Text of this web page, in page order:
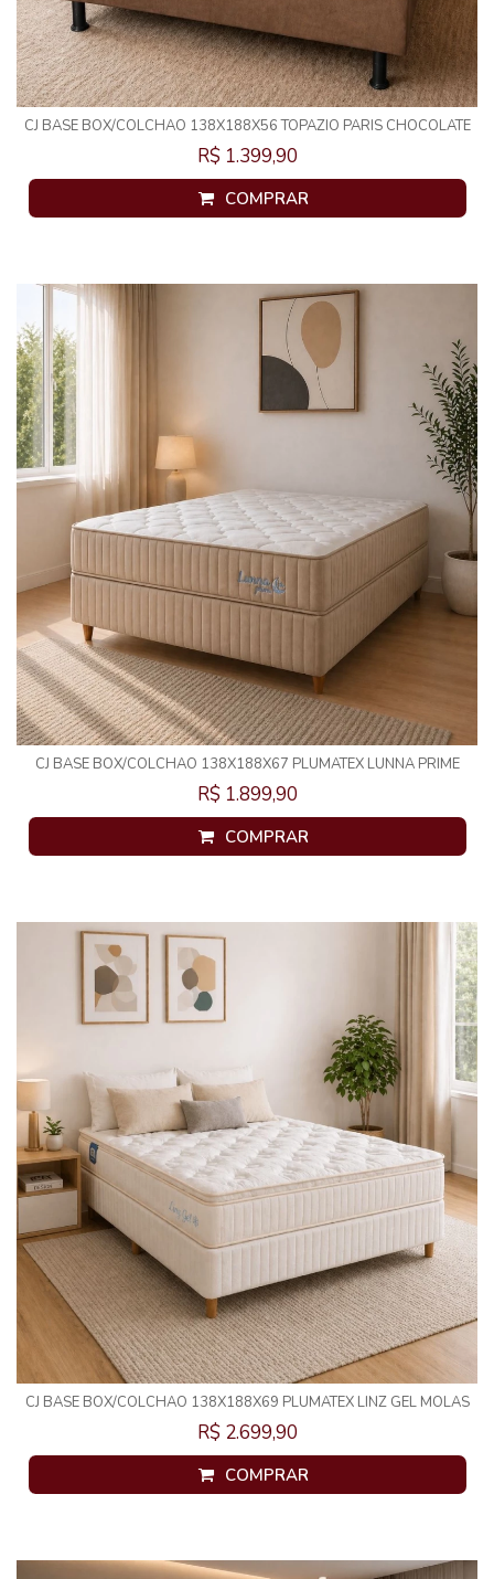
CJ BASE BOX/COLCHAO 138X188X56 TOPAZIO PARIS CHOCOLATE
MOLAS ENSACADAS
R$ 1.399,90
COMPRAR
CJ BASE BOX/COLCHAO 138X188X67 PLUMATEX LUNNA PRIME
MOLAS ENSACADAS
R$ 1.899,90
COMPRAR
CJ BASE BOX/COLCHAO 138X188X69 PLUMATEX LINZ GEL MOLAS
ENSACADAS
R$ 2.699,90
COMPRAR